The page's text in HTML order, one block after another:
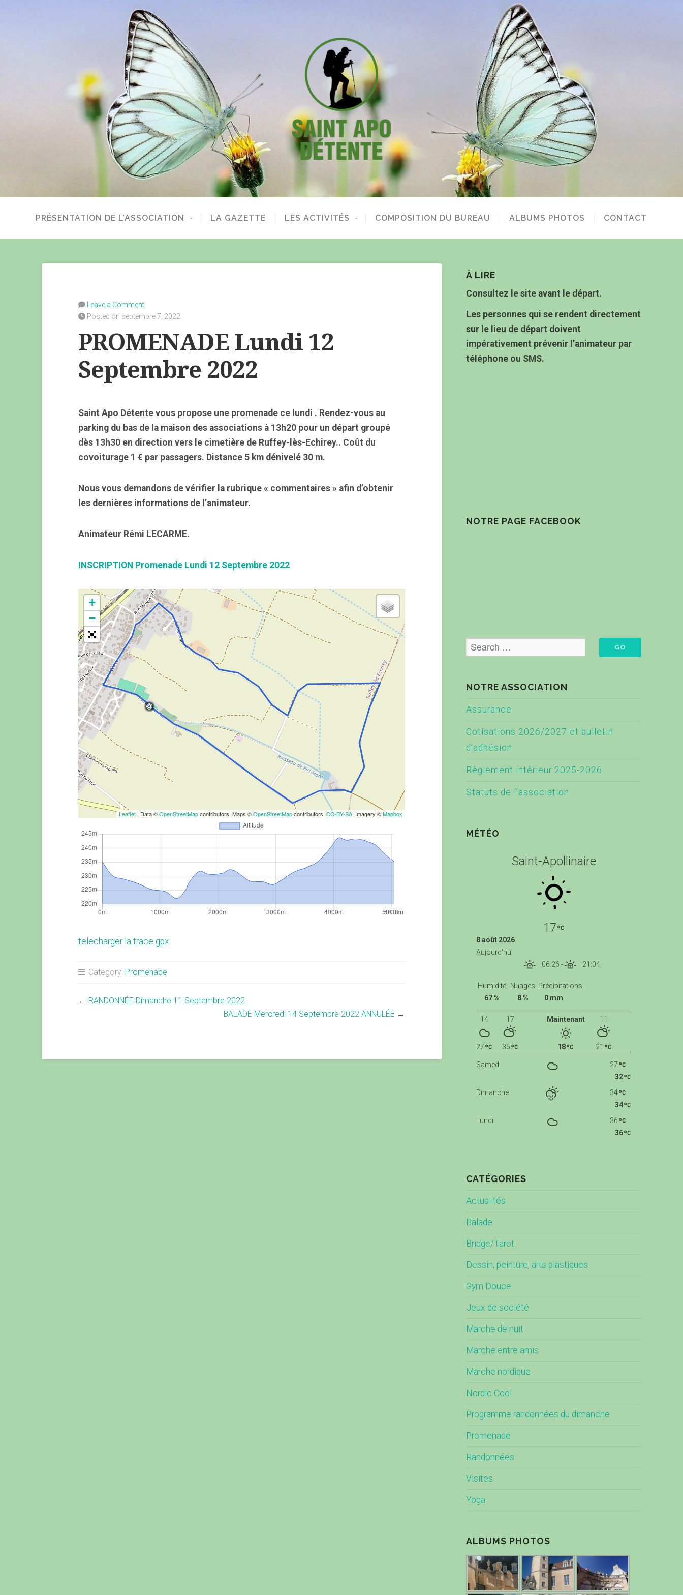
PRÉSENTATION DE L’ASSOCIATION LA GAZETTE LES ACTIVITÉS COMPOSITION DU BUREAU ALBUMS PHOTOS CONTACT
Leave a Comment
Posted on septembre 7, 2022
PROMENADE Lundi 12
Septembre 2022
Saint Apo Détente vous propose une promenade ce lundi . Rendez-vous au
parking du bas de la maison des associations à 13h20 pour un départ groupé
dès 13h30 en direction vers le cimetière de Ruffey-lès-Echirey.. Coût du
covoiturage 1 € par passagers. Distance 5 km dénivelé 30 m.
Nous vous demandons de vérifier la rubrique « commentaires » afin d’obtenir
les dernières informations de l’animateur.
Animateur Rémi LECARME.
INSCRIPTION Promenade Lundi 12 Septembre 2022
+
−
Leaflet| Data ©OpenStreetMapcontributors, Maps ©OpenStreetMapcontributors,CC-BY-SA, Imagery ©Mapbox
telecharger la trace gpx
Category: Promenade
← RANDONNÉE Dimanche 11 Septembre 2022
BALADE Mercredi 14 Septembre 2022 ANNULÉE →
À LIRE
Consultez le site avant le départ.
Les personnes qui se rendent directement
sur le lieu de départ doivent
impérativement prévenir l’animateur par
téléphone ou SMS.
NOTRE PAGE FACEBOOK
NOTRE ASSOCIATION
Assurance
Cotisations 2026/2027 et bulletin
d’adhésion
Règlement intérieur 2025-2026
Statuts de l’association
MÉTÉO
Saint-Apollinaire
17
8 août 2026
Aujourd'hui
06:26 - 21:04
Humidité
67 %
Nuages
8 %
Précipitations
0 mm
Maintenant
18
11
21
14
27
17
35
Samedi
27
32
Dimanche
34
34
Lundi
36
36
CATÉGORIES
Actualités
Balade
Bridge/Tarot
Dessin, peinture, arts plastiques
Gym Douce
Jeux de société
Marche de nuit
Marche entre amis
Marche nordique
Nordic Cool
Programme randonnées du dimanche
Promenade
Randonnées
Visites
Yoga
ALBUMS PHOTOS